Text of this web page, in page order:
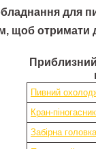
для
щоб отримати
Пивний
Кран-
Забірна